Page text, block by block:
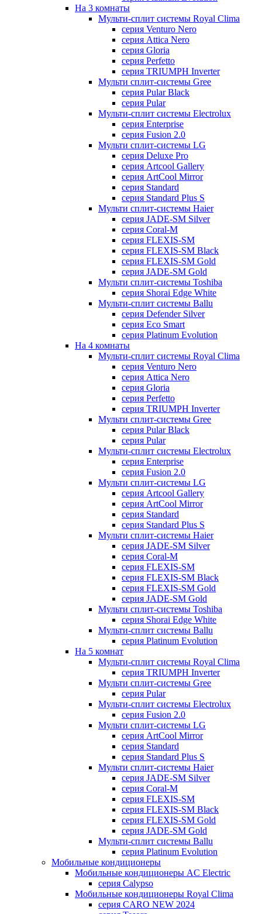
На 3 комнаты
Мульти-сплит системы Royal Clima
серия Venturo Nero
серия Attica Nero
серия Gloria
серия Perfetto
серия TRIUMPH Inverter
Мульти сплит-системы Gree
серия Pular Black
серия Pular
Мульти-сплит системы Electrolux
серия Enterprise
серия Fusion 2.0
Мульти сплит-системы LG
серия Deluxe Pro
серия Artcool Gallery
серия ArtCool Mirror
серия Standard
серия Standard Plus S
Мульти сплит-системы Haier
серия JADE-SM Silver
серия Coral-M
серия FLEXIS-SM
серия FLEXIS-SM Black
серия FLEXIS-SM Gold
серия JADE-SM Gold
Мульти сплит-системы Toshiba
серия Shorai Edge White
Мульти-сплит системы Ballu
серия Defender Silver
серия Eco Smart
серия Platinum Evolution
На 4 комнаты
Мульти-сплит системы Royal Clima
серия Venturo Nero
серия Attica Nero
серия Gloria
серия Perfetto
серия TRIUMPH Inverter
Мульти сплит-системы Gree
серия Pular Black
серия Pular
Мульти-сплит системы Electrolux
серия Enterprise
серия Fusion 2.0
Мульти сплит-системы LG
серия Artcool Gallery
серия ArtCool Mirror
серия Standard
серия Standard Plus S
Мульти сплит-системы Haier
серия JADE-SM Silver
серия Coral-M
серия FLEXIS-SM
серия FLEXIS-SM Black
серия FLEXIS-SM Gold
серия JADE-SM Gold
Мульти сплит-системы Toshiba
серия Shorai Edge White
Мульти-сплит системы Ballu
серия Platinum Evolution
На 5 комнат
Мульти-сплит системы Royal Clima
серия TRIUMPH Inverter
Мульти сплит-системы Gree
серия Pular
Мульти-сплит системы Electrolux
серия Fusion 2.0
Мульти сплит-системы LG
серия ArtCool Mirror
серия Standard
серия Standard Plus S
Мульти сплит-системы Haier
серия JADE-SM Silver
серия Coral-M
серия FLEXIS-SM
серия FLEXIS-SM Black
серия FLEXIS-SM Gold
серия JADE-SM Gold
Мульти-сплит системы Ballu
серия Platinum Evolution
Мобильные кондиционеры
Мобильные кондиционеры AC Electric
серия Calypso
Мобильные кондиционеры Royal Clima
серия CARO NEW 2024